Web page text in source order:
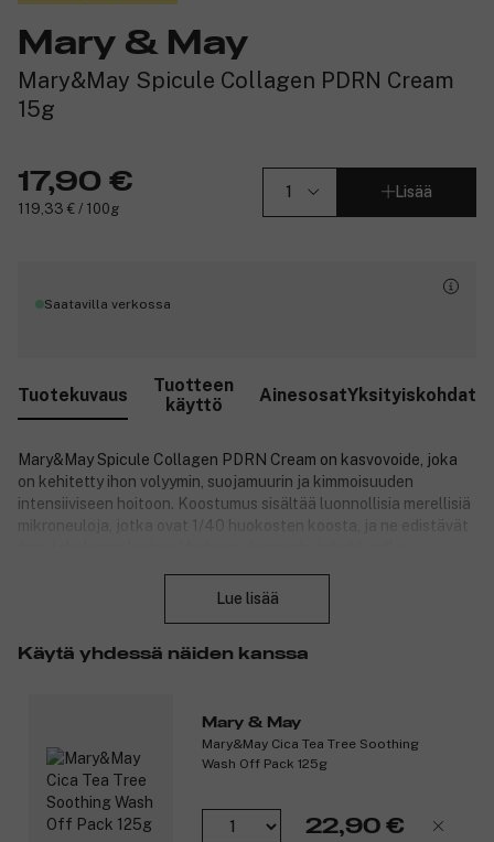
Mary & May
Mary&May Spicule Collagen PDRN Cream
15g
17,90 €
119,33 € / 100g
Lisää
Saatavilla verkossa
Tuotekuvaus
Tuotteen
käyttö
AinesosatYksityiskohdat
Mary&May Spicule Collagen PDRN Cream on kasvovoide, joka
on kehitetty ihon volyymin, suojamuurin ja kimmoisuuden
intensiiviseen hoitoon. Koostumus sisältää luonnollisia merellisiä
mikroneuloja, jotka ovat 1/40 huokosten koosta, ja ne edistävät
iholle kiinteämmän ja täyteläisemmän ulkonäön. Cica PDRN
tasapainoisemmalta.
Lue lisää
Käytä yhdessä näiden kanssa
Mary & May
Mary&May Cica Tea Tree Soothing
Wash Off Pack 125g
22,90 €